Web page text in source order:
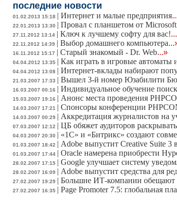
последние новости
01.02.2013 15:18 | Интернет и малые предприятия
22.01.2013 13:30 | Провал с планшетом от Microsoft
27.11.2012 13:14 | Ключ к лучшему софту для вас!
22.11.2012 14:39 | Выбор домашнего компьютера
16.11.2012 15:17 | Старый знакомый - Dr. Web...»
04.04.2012 13:35 | Как играть в игровые автоматы
04.04.2012 13:08 | Интернет-вклады набирают
21.03.2007 17:33 | Вышел 3-й номер Юзабилити
16.03.2007 00:16 | Индивидуальное обучение
15.03.2007 19:16 | Анонс места проведения
14.03.2007 17:21 | Спонсоры конференции
14.03.2007 00:29 | Аккредитация журналистов на
07.03.2007 12:12 | ЦБ обяжет аудиторов
04.03.2007 20:30 | «1С» и «Битрикс» создают
01.03.2007 18:42 | Adobe выпустит Creative Suite 3
01.03.2007 17:44 | Oracle намерена приобрести
28.02.2007 17:15 | Google улучшает систему
28.02.2007 16:09 | Adobe выпустит средства для
27.02.2007 19:29 | Большие ИТ-компании обещают
27.02.2007 16:35 | Page Promoter 7.5: глобальная